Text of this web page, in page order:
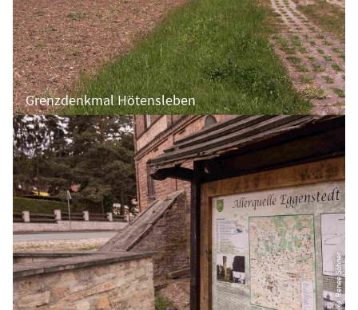
Grenzdenkmal Hötensleben
© Renee Söhner